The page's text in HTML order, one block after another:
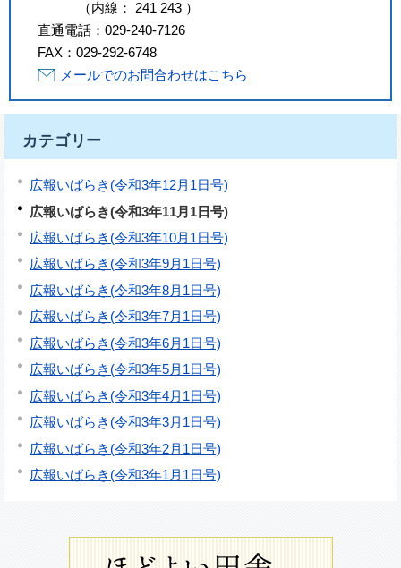
（内線 ： 241 243 ）
直通電話： 029-240-7126
FAX： 029-292-6748
メールでのお問合わせはこちら
カテゴリー
広報いばらき(令和3年12月1日号)
広報いばらき(令和3年11月1日号)
広報いばらき(令和3年10月1日号)
広報いばらき(令和3年9月1日号)
広報いばらき(令和3年8月1日号)
広報いばらき(令和3年7月1日号)
広報いばらき(令和3年6月1日号)
広報いばらき(令和3年5月1日号)
広報いばらき(令和3年4月1日号)
広報いばらき(令和3年3月1日号)
広報いばらき(令和3年2月1日号)
広報いばらき(令和3年1月1日号)